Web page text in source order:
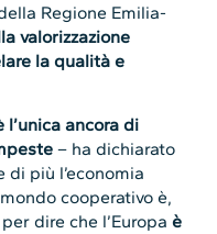
Regione Emilia-
valorizzazione
la qualità e
l’unica ancora di
– ha dichiarato
di più l’economia
cooperativo è,
dire che l’Europa è